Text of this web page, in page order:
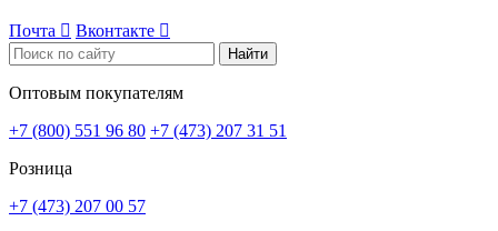
Почта  Вконтакте 
Найти
Оптовым покупателям
+7 (800) 551 96 80 +7 (473) 207 31 51
Розница
+7 (473) 207 00 57